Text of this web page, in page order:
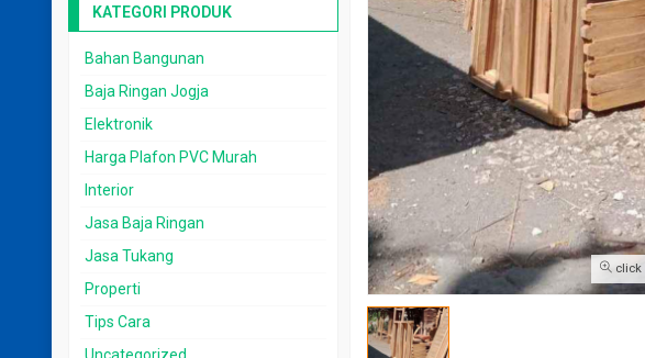
click
KATEGORI PRODUK
Bahan Bangunan
Baja Ringan Jogja
Elektronik
Harga Plafon PVC Murah
Interior
Jasa Baja Ringan
Jasa Tukang
Properti
Tips Cara